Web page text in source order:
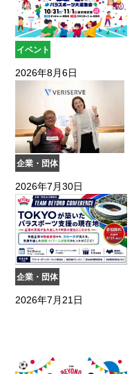
イベント
2026年8月6日
企業・団体
2026年7月30日
企業・団体
2026年7月21日